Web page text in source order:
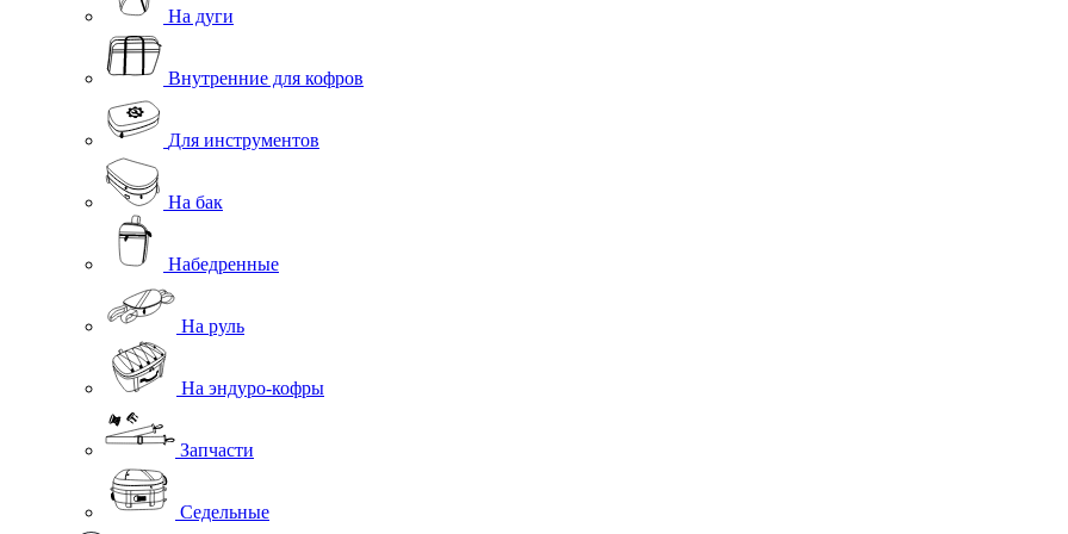
На дуги
Внутренние для кофров
Для инструментов
На бак
Набедренные
На руль
На эндуро-кофры
Запчасти
Седельные